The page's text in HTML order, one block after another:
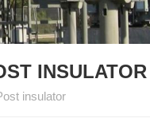
INSULATOR
insulator